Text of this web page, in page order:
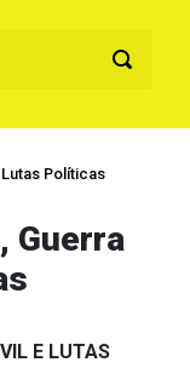
Políticas
Guerra
E LUTAS